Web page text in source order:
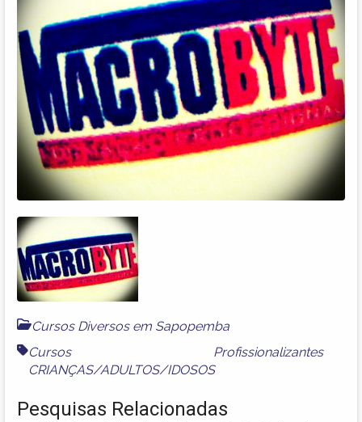
Cursos Diversos em Sapopemba
Cursos Profissionalizantes
CRIANÇAS/ADULTOS/IDOSOS
Pesquisas Relacionadas